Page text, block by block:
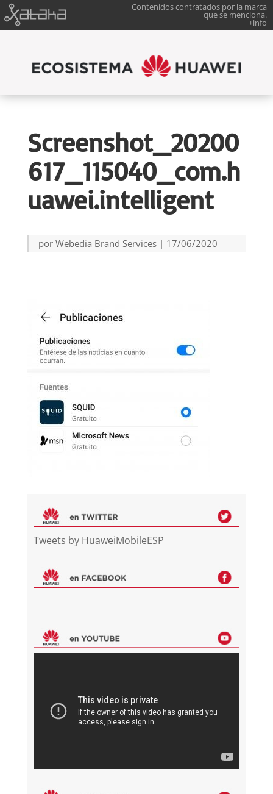
Contenidos contratados por la marca
que se menciona.
+info
Screenshot_20200
617_115040_com.h
uawei.intelligent
por Webedia Brand Services| 17/06/2020
Tweets by HuaweiMobileESP